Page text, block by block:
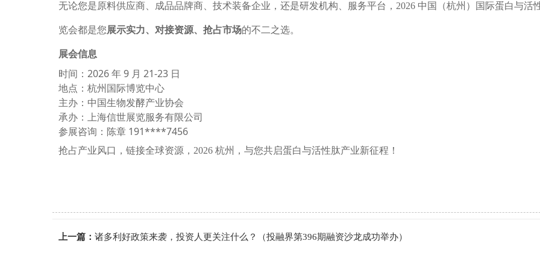
无论您是原料供应商、成品品牌商、技术装备企业，还是研发机构、服务平台，2026 中国（杭州）国际蛋白与活
览会都是您展示实力、对接资源、抢占市场的不二之选。
展会信息
时间：2026 年 9 月 21-23 日
地点：杭州国际博览中心
主办：中国生物发酵产业协会
承办：上海信世展览服务有限公司
参展咨询：陈章 191****7456
抢占产业风口，链接全球资源，2026 杭州，与您共启蛋白与活性肽产业新征程！
上一篇： 诸多利好政策来袭，投资人更关注什么？（投融界第396期融资沙龙成功举办）